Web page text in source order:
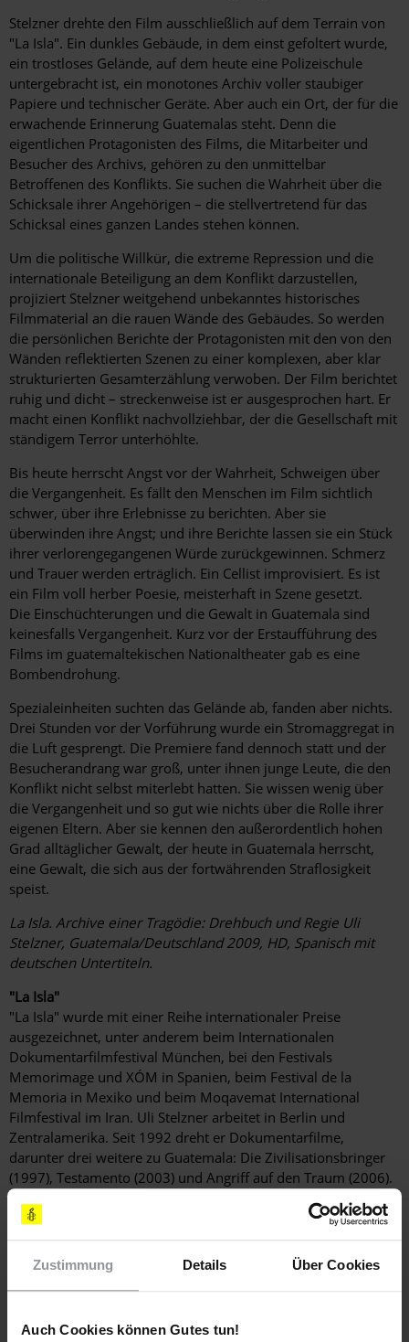
Zustimmung Details Über Cookies
Auch Cookies können Gutes tun!
Stelzner drehte den Film ausschließlich auf dem Terrain von
"La Isla". Ein dunkles Gebäude, in dem einst gefoltert wurde,
ein trostloses Gelände, auf dem heute eine Polizeischule
untergebracht ist, ein monotones Archiv voller staubiger
Papiere und technischer Geräte. Aber auch ein Ort, der für die
erwachende Erinnerung Guatemalas steht. Denn die
eigentlichen Protagonisten des Films, die Mitarbeiter und
Besucher des Archivs, gehören zu den unmittelbar
Betroffenen des Konflikts. Sie suchen die Wahrheit über die
Schicksale ihrer Angehörigen – die stellvertretend für das
Schicksal eines ganzen Landes stehen können.
Um die politische Willkür, die extreme Repression und die
internationale Beteiligung an dem Konflikt darzustellen,
projiziert Stelzner weitgehend unbekanntes historisches
Filmmaterial an die rauen Wände des Gebäudes. So werden
die persönlichen Berichte der Protagonisten mit den von den
Wänden reflektierten Szenen zu einer komplexen, aber klar
strukturierten Gesamterzählung verwoben. Der Film berichtet
ruhig und dicht – streckenweise ist er ausgesprochen hart. Er
macht einen Konflikt nachvollziehbar, der die Gesellschaft mit
ständigem Terror unterhöhlte.
Bis heute herrscht Angst vor der Wahrheit, Schweigen über
die Vergangenheit. Es fällt den Menschen im Film sichtlich
schwer, über ihre Erlebnisse zu berichten. Aber sie
überwinden ihre Angst; und ihre Berichte lassen sie ein Stück
ihrer verlorengegangenen Würde zurückgewinnen. Schmerz
und Trauer werden erträglich. Ein Cellist improvisiert. Es ist
ein Film voll herber Poesie, meisterhaft in Szene gesetzt.
Die Einschüchterungen und die Gewalt in Guatemala sind
keinesfalls Vergangenheit. Kurz vor der Erstaufführung des
Films im guatemaltekischen Nationaltheater gab es eine
Bombendrohung.
Spezialeinheiten suchten das Gelände ab, fanden aber nichts.
Drei Stunden vor der Vorführung wurde ein Stromaggregat in
die Luft gesprengt. Die Premiere fand dennoch statt und der
Besucherandrang war groß, unter ihnen junge Leute, die den
Konflikt nicht selbst miterlebt hatten. Sie wissen wenig über
die Vergangenheit und so gut wie nichts über die Rolle ihrer
eigenen Eltern. Aber sie kennen den außerordentlich hohen
Grad alltäglicher Gewalt, der heute in Guatemala herrscht,
eine Gewalt, die sich aus der fortwährenden Straflosigkeit
speist.
La Isla. Archive einer Tragödie: Drehbuch und Regie Uli
Stelzner, Guatemala/Deutschland 2009, HD, Spanisch mit
deutschen Untertiteln.
"La Isla"
"La Isla" wurde mit einer Reihe internationaler Preise
ausgezeichnet, unter anderem beim Internationalen
Dokumentarfilmfestival München, bei den Festivals
Memorimage und XÓM in Spanien, beim Festival de la
Memoria in Mexiko und beim Moqavemat International
Filmfestival im Iran. Uli Stelzner arbeitet in Berlin und
Zentralamerika. Seit 1992 dreht er Dokumentarfilme,
darunter drei weitere zu Guatemala: Die Zivilisationsbringer
(1997), Testamento (2003) und Angriff auf den Traum (2006).
Weitere Informationen
Länder